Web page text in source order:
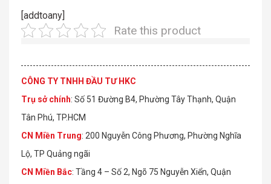
[addtoany]
Rate this product
CÔNG TY TNHH ĐẦU TƯ HKC
Trụ sở chính: Số 51 Đường B4, Phường Tây Thạnh, Quận
Tân Phú, TP.HCM
CN Miền Trung: 200 Nguyễn Công Phương, Phường Nghĩa
Lộ, TP Quảng ngãi
CN Miền Bắc: Tầng 4 – Số 2, Ngõ 75 Nguyễn Xiển, Quận